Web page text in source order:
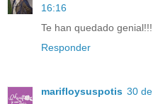
16:16
Te han quedado
Responder
marifloysuspotis 30